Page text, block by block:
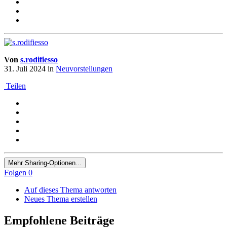
Von s.rodifiesso
31. Juli 2024 in Neuvorstellungen
Teilen
Mehr Sharing-Optionen...
Folgen 0
Auf dieses Thema antworten
Neues Thema erstellen
Empfohlene Beiträge